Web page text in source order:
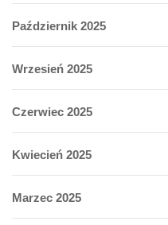
Październik 2025
Wrzesień 2025
Czerwiec 2025
Kwiecień 2025
Marzec 2025